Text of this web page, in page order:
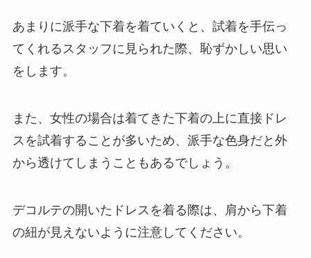
あまりに派手な下着を着ていくと、試着を手伝っ
てくれるスタッフに見られた際、恥ずかしい思い
をします。
また、女性の場合は着てきた下着の上に直接ドレ
スを試着することが多いため、派手な色身だと外
から透けてしまうこともあるでしょう。
デコルテの開いたドレスを着る際は、肩から下着
の紐が見えないように注意してください。